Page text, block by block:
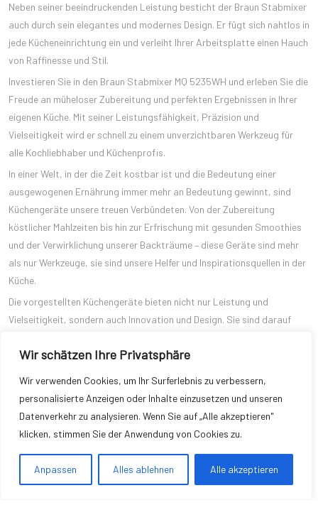
Wir schätzen Ihre Privatsphäre
Wir verwenden Cookies, um Ihr Surferlebnis zu verbessern,
personalisierte Anzeigen oder Inhalte einzusetzen und unseren
Datenverkehr zu analysieren. Wenn Sie auf „Alle akzeptieren"
klicken, stimmen Sie der Anwendung von Cookies zu.
Anpassen Alles ablehnen Alle akzeptieren
Neben seiner beeindruckenden Leistung besticht der Braun Stabmixer
auch durch sein elegantes und modernes Design. Er fügt sich nahtlos in
jede Kücheneinrichtung ein und verleiht Ihrer Arbeitsplatte einen Hauch
von Raffinesse und Stil.
Investieren Sie in den Braun Stabmixer MQ 5235WH und erleben Sie die
Freude an müheloser Zubereitung und perfekten Ergebnissen in Ihrer
eigenen Küche. Mit seiner Leistungsfähigkeit, Präzision und
Vielseitigkeit wird er schnell zu einem unverzichtbaren Werkzeug für
alle Kochliebhaber und Küchenprofis.
In einer Welt, in der die Zeit kostbar ist und die Bedeutung einer
ausgewogenen Ernährung immer mehr an Bedeutung gewinnt, sind
Küchengeräte unsere treuen Verbündeten. Von der Zubereitung
köstlicher Mahlzeiten bis hin zur Erfrischung mit gesunden Smoothies
und der Verwirklichung unserer Backträume – diese Geräte sind mehr
als nur Werkzeuge, sie sind unsere Helfer und Inspirationsquellen in der
Küche.
Die vorgestellten Küchengeräte bieten nicht nur Leistung und
Vielseitigkeit, sondern auch Innovation und Design. Sie sind darauf
uns zu ermutigen, unsere kreativen Grenzen zu überschreiten.
Wenn Sie sich also auf die Suche nach neuen Küchengeräten begeben,
denken Sie daran, nicht nur nach Funktionalität zu suchen, sondern
auch nach Qualität, Zuverlässigkeit und einem Hauch von Eleganz.
Investieren Sie in Geräte, die Ihnen helfen, Ihre kulinarischen Träume zu
Kochen und Genießen von köstlichen Speisen mit sich bringt.